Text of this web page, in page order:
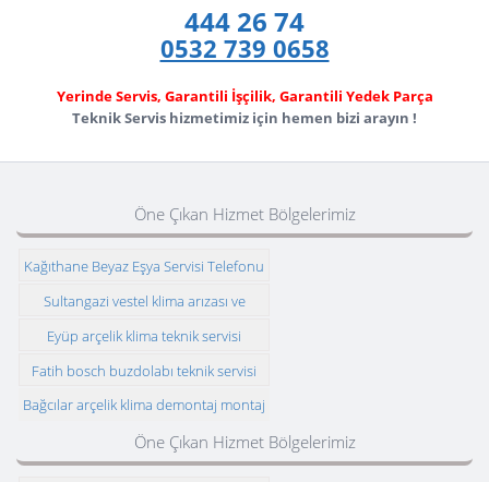
444 26 74
0532 739 0658
Yerinde Servis, Garantili İşçilik, Garantili Yedek Parça
Teknik Servis hizmetimiz için hemen bizi arayın !
Öne Çıkan Hizmet Bölgelerimiz
Kağıthane Beyaz Eşya Servisi Telefonu
Sultangazi vestel klima arızası ve
Eyüp arçelik klima teknik servisi
Fatih bosch buzdolabı teknik servisi
Bağcılar arçelik klima demontaj montaj
Öne Çıkan Hizmet Bölgelerimiz